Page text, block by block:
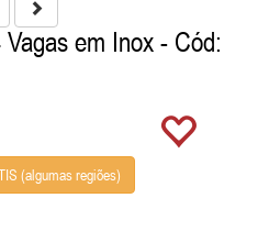
em Inox - Cód:
(algumas regiões)